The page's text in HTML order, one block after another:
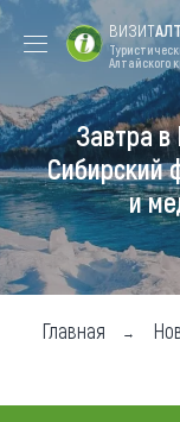
Форум VISIT
ALTAI
Туры
Где
Чем заняться
ВИЗИТ
Алтайского
Завтра
Сибирский
и
Главная